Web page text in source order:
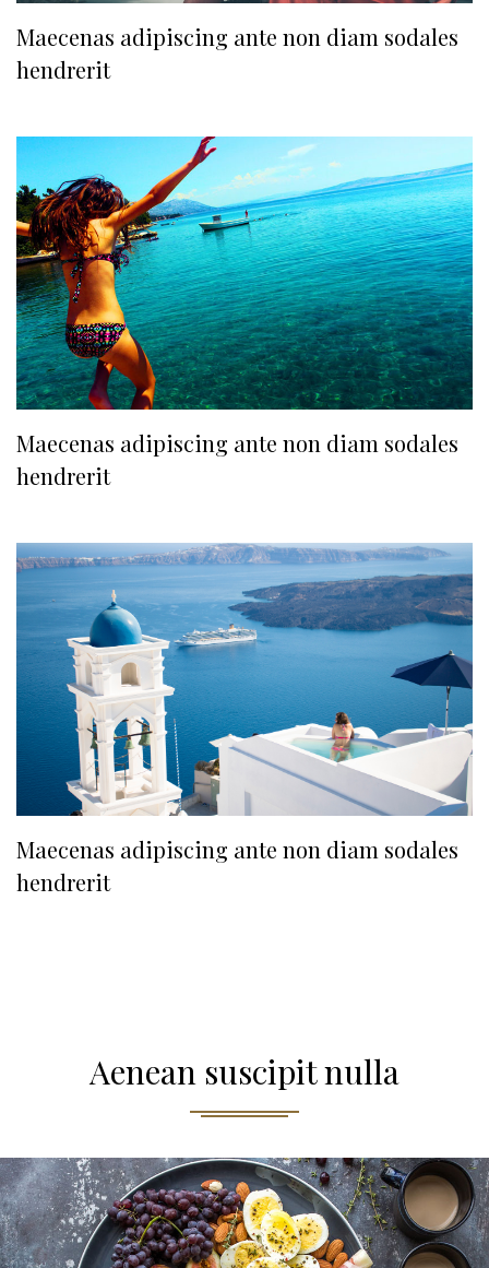
Maecenas adipiscing ante non diam sodales
hendrerit
Maecenas adipiscing ante non diam sodales
hendrerit
Maecenas adipiscing ante non diam sodales
hendrerit
Aenean suscipit nulla